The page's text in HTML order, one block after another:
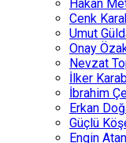
Hakan
Cenk
Umut
Onay
Nevzat
İlker
İbrahim
Erkan
Güçlü
Engin